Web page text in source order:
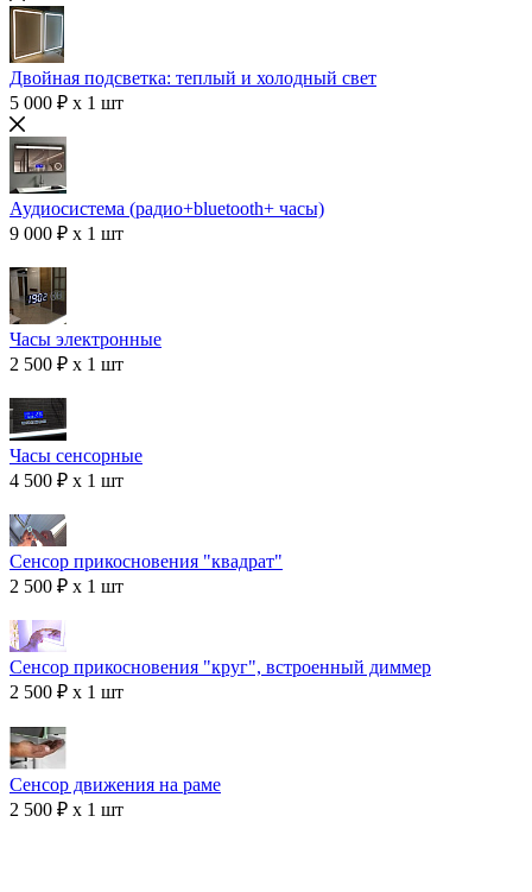
Двойная подсветка: теплый и холодный свет
5 000 ₽ x 1 шт
Аудиосистема (радио+bluetooth+ часы)
9 000 ₽ x 1 шт
Часы электронные
2 500 ₽ x 1 шт
Часы сенсорные
4 500 ₽ x 1 шт
Сенсор прикосновения "квадрат"
2 500 ₽ x 1 шт
Сенсор прикосновения "круг", встроенный диммер
2 500 ₽ x 1 шт
Сенсор движения на раме
2 500 ₽ x 1 шт